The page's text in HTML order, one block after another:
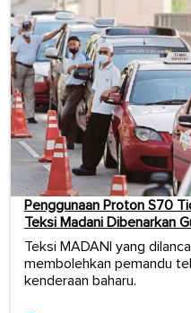
Penggunaan Proton S70
Teksi Madani Dibenarkan
Teksi MADANI yang
membolehkan pemandu
kenderaan baharu.